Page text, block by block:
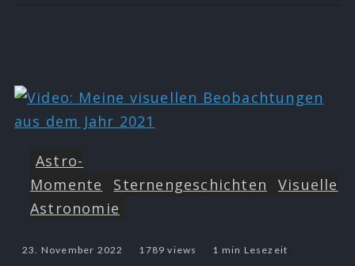
Astro-
Momente
Sternengeschichten
Visuelle
Astronomie
23. November 2022 1789 views 1 min Lesezeit